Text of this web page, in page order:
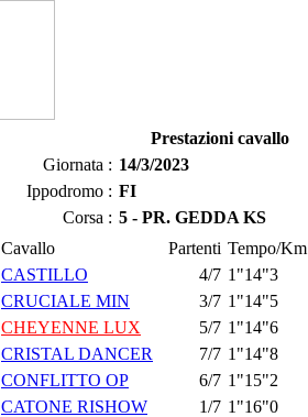
Prestazioni cavallo
Giornata : 14/3/2023
Ippodromo : FI
Corsa : 5 - PR. GEDDA KS
Cavallo Partenti Tempo/Km
CASTILLO 4/7 1"14"3
CRUCIALE MIN 3/7 1"14"5
CHEYENNE LUX 5/7 1"14"6
CRISTAL DANCER 7/7 1"14"8
CONFLITTO OP 6/7 1"15"2
CATONE RISHOW 1/7 1"16"0